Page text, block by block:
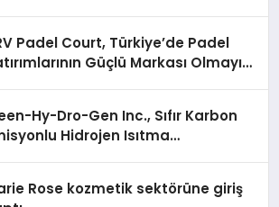
Padel Court, Türkiye’de Padel
Güçlü Markası Olmayı
Hy-Dro-Gen Inc., Sıfır Karbon
Hidrojen Isıtma
Rose kozmetik sektörüne giriş